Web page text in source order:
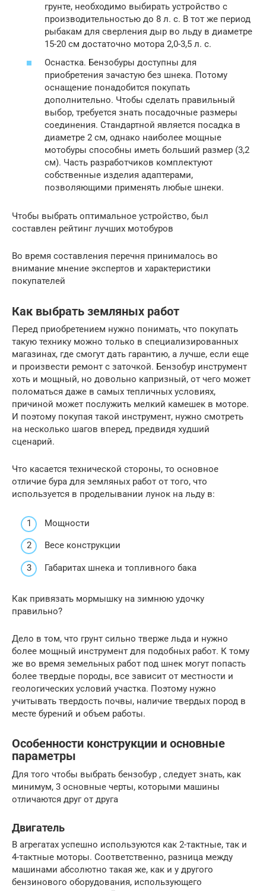
грунте, необходимо выбирать устройство с
производительностью до 8 л. с. В тот же период
рыбакам для сверления дыр во льду в диаметре
15-20 см достаточно мотора 2,0-3,5 л. с.
Оснастка. Бензобуры доступны для
приобретения зачастую без шнека. Потому
оснащение понадобится покупать
дополнительно. Чтобы сделать правильный
выбор, требуется знать посадочные размеры
соединения. Стандартной является посадка в
диаметре 2 см, однако наиболее мощные
мотобуры способны иметь больший размер (3,2
см). Часть разработчиков комплектуют
собственные изделия адаптерами,
позволяющими применять любые шнеки.
Чтобы выбрать оптимальное устройство, был
составлен рейтинг лучших мотобуров
Во время составления перечня принималось во
внимание мнение экспертов и характеристики
покупателей
Как выбрать земляных работ
Перед приобретением нужно понимать, что покупать
такую технику можно только в специализированных
магазинах, где смогут дать гарантию, а лучше, если еще
и произвести ремонт с заточкой. Бензобур инструмент
хоть и мощный, но довольно капризный, от чего может
поломаться даже в самых тепличных условиях,
причиной может послужить мелкий камешек в моторе.
И поэтому покупая такой инструмент, нужно смотреть
на несколько шагов вперед, предвидя худший
сценарий.
Что касается технической стороны, то основное
отличие бура для земляных работ от того, что
используется в проделывании лунок на льду в:
Мощности
Весе конструкции
Габаритах шнека и топливного бака
Как привязать мормышку на зимнюю удочку
правильно?
Дело в том, что грунт сильно тверже льда и нужно
более мощный инструмент для подобных работ. К тому
же во время земельных работ под шнек могут попасть
более твердые породы, все зависит от местности и
геологических условий участка. Поэтому нужно
учитывать твердость почвы, наличие твердых пород в
месте бурений и объем работы.
Особенности конструкции и основные
параметры
Для того чтобы выбрать бензобур , следует знать, как
минимум, 3 основные черты, которыми машины
отличаются друг от друга
Двигатель
В агрегатах успешно используются как 2-тактные, так и
4-тактные моторы. Соответственно, разница между
машинами абсолютно такая же, как и у другого
бензинового оборудования, использующего